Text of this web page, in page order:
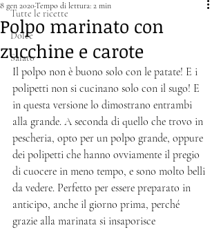
Tutte le ricette
Dolce
Salato
Polpo marinato con
zucchine e carote
8 gen 2020Tempo di lettura: 2 min
Il polpo non è buono solo con le patate! E i
polipetti non si cucinano solo con il sugo! E
in questa versione lo dimostrano entrambi
alla grande. A seconda di quello che trovo in
pescheria, opto per un polpo grande, oppure
dei polipetti che hanno ovviamente il pregio
di cuocere in meno tempo, e sono molto belli
da vedere. Perfetto per essere preparato in
anticipo, anche il giorno prima, perché
grazie alla marinata si insaporisce